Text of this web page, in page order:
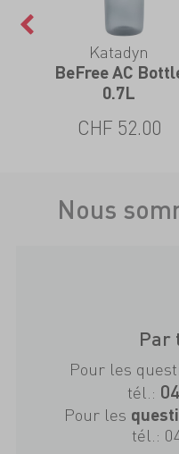
Katadyn
BeFree AC
0.7L
CHF 52.00
Nous
Par
Pour les
tél.:
Pour les
tél.: